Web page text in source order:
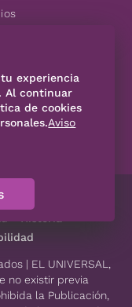
Ética
| EL UNIVERSAL,
no existir previa
la Publicación,
experiencia
Al continuar
de cookies
Aviso